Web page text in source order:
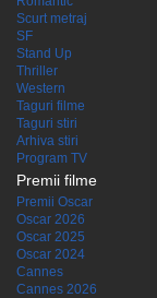
Scurt metraj
SF
Stand Up
Thriller
Western
Taguri filme
Taguri stiri
Arhiva stiri
Program TV
Premii filme
Premii Oscar
Oscar 2026
Oscar 2025
Oscar 2024
Cannes
Cannes 2026